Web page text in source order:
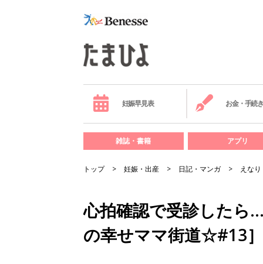
妊娠早見表 お金・手続き
雑誌・書籍 アプリ
トップ 妊娠・出産 日記・マンガ えなり
心拍確認で受診したら
の幸せママ街道☆#13］